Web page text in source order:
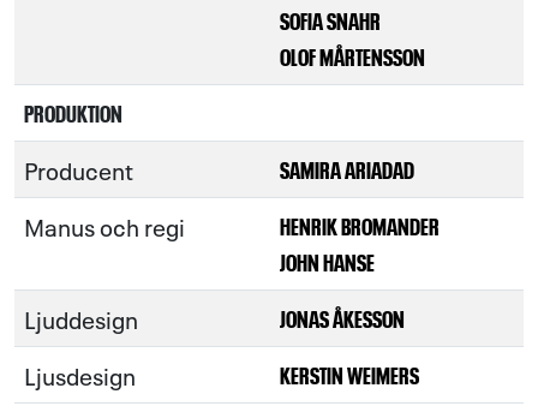
SOFIA SNAHR
OLOF MÅRTENSSON
PRODUKTION
Producent SAMIRA ARIADAD
Manus och regi
HENRIK BROMANDER
JOHN HANSE
Ljuddesign JONAS ÅKESSON
Ljusdesign KERSTIN WEIMERS